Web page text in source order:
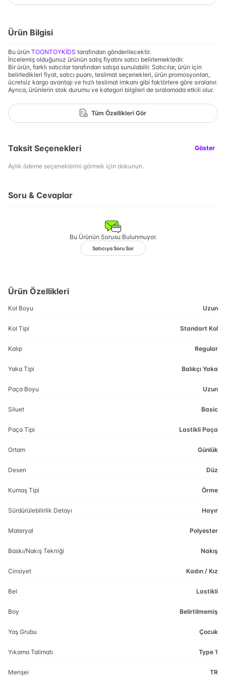
Ürün Bilgisi
Bu ürün TOONTOYKİDS tarafından gönderilecektir.
İncelemiş olduğunuz ürünün satış fiyatını satıcı belirlemektedir.
Bir ürün, farklı satıcılar tarafından satışa sunulabilir. Satıcılar, ürün için
belirledikleri fiyat, satıcı puanı, teslimat seçenekleri, ürün promosyonları,
ücretsiz kargo avantajı ve hızlı teslimat imkanı gibi faktörlere göre sıralanır.
Ayrıca, ürünlerin stok durumu ve kategori bilgileri de sıralamada etkili olur.
Tüm Özellikleri Gör
Taksit Seçenekleri Göster
Aylık ödeme seçeneklerini görmek için dokunun.
Soru & Cevaplar
Bu Ürünün Sorusu Bulunmuyor.
Satıcıya Soru Sor
Ürün Özellikleri
Kol Boyu Uzun
Kol Tipi Standart Kol
Kalıp Regular
Yaka Tipi Balıkçı Yaka
Paça Boyu Uzun
Siluet Basic
Paça Tipi Lastikli Paça
Ortam Günlük
Desen Düz
Kumaş Tipi Örme
Sürdürülebilirlik Detayı Hayır
Materyal Polyester
Baskı/Nakış Tekniği Nakış
Cinsiyet Kadın / Kız
Bel Lastikli
Boy Belirtilmemiş
Yaş Grubu Çocuk
Yıkama Talimatı Type 1
Menşei TR